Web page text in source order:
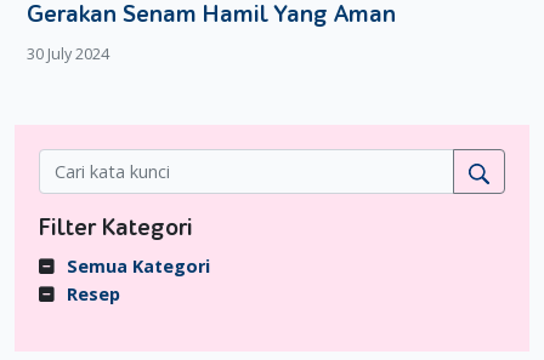
Gerakan Senam Hamil Yang Aman
30 July 2024
Filter Kategori
Semua Kategori
Resep